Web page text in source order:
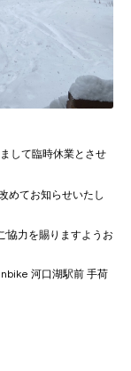
して臨時休業とさせ
めてお知らせいたし
協力を賜りますようお
前 手荷